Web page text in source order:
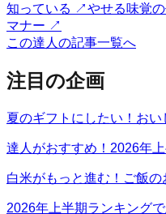
知っている ↗やせる味覚
マナー ↗
この達人の記事一覧へ
注目の企画
夏のギフトにしたい！お
達人がおすすめ！2026年
白米がもっと進む！ご飯
2026年上半期ランキング